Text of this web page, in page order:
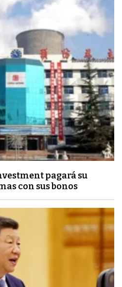
pagará su
con sus bonos